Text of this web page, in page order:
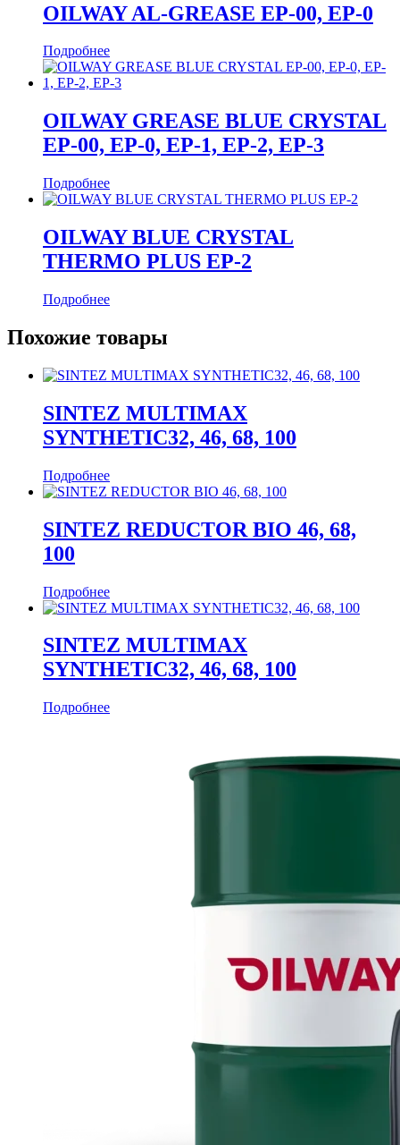
OILWAY AL-GREASE EP-00, EP-0
Подробнее
OILWAY GREASE BLUE CRYSTAL
EP-00, EP-0, EP-1, EP-2, EP-3
Подробнее
OILWAY BLUE CRYSTAL
THERMO PLUS EP-2
Подробнее
Похожие товары
SINTEZ MULTIMAX
SYNTHETIC32, 46, 68, 100
Подробнее
SINTEZ REDUCTOR BIO 46, 68,
100
Подробнее
SINTEZ MULTIMAX
SYNTHETIC32, 46, 68, 100
Подробнее